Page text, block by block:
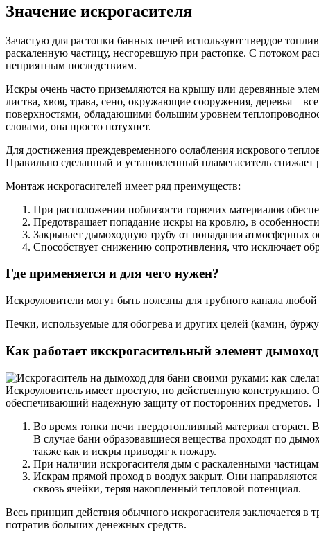
Значение искрогасителя
Зачастую для растопки банных печей используют твердое
раскаленную частицу, несгоревшую при растопке. С потоком
неприятным последствиям.
Искры очень часто приземляются на крышу или деревянные
листва, хвоя, трава, сено, окружающие сооружения, деревья –
поверхностями, обладающими большим уровнем
словами, она просто потухнет.
Для достижения преждевременного ослабления искрового
Правильно сделанный и установленный пламегаситель
Монтаж искрогасителей имеет ряд преимуществ:
При расположении поблизости горючих материалов
Предотвращает попадание искры на кровлю, в
Закрывает дымоходную трубу от попадания атмосферных
Способствует снижению сопротивления, что исключает
Где применяется и для чего нужен?
Искроуловители могут быть полезны для трубного канала
Печки, используемые для обогрева и других целей (камин,
Как работает икскрогасительный элемент
Искроуловитель имеет простую, но действенную конструкцию.
обеспечивающий надежную защиту от посторонних предметов.
Во время топки печи твердотопливный материал сгорает.
В случае бани образовавшиеся вещества проходят по
также как и искры приводят к пожару.
При наличии искрогасителя дым с раскаленными
Искрам прямой проход в воздух закрыт. Они
сквозь ячейки, теряя накопленный тепловой потенциал.
Весь принцип действия обычного искрогасителя заключается
потратив больших денежных средств.